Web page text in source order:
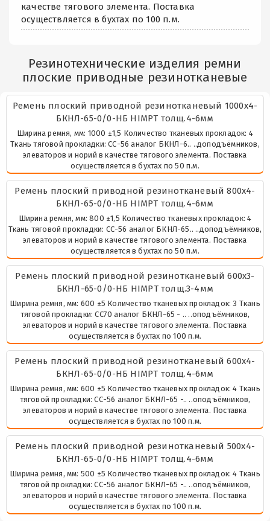
качестве тягового элемента. Поставка
осуществляется в бухтах по 100 п.м.
Резинотехнические изделия ремни
плоские приводные резинотканевые
Ремень плоский приводной резинотканевый 1000х4-
БКНЛ-65-0/0-НБ HIMPT толщ.4-6мм
Ширина ремня, мм: 1000 ±1,5 Количество тканевых прокладок: 4
Ткань тяговой прокладки: СС-56 аналог БКНЛ-6.. ..доподъёмников,
элеваторов и норий в качестве тягового элемента. Поставка
осуществляется в бухтах по 50 п.м.
Ремень плоский приводной резинотканевый 800х4-
БКНЛ-65-0/0-НБ HIMPT толщ.4-6мм
Ширина ремня, мм: 800 ±1,5 Количество тканевых прокладок: 4
Ткань тяговой прокладки: СС-56 аналог БКНЛ-65.. ..доподъёмников,
элеваторов и норий в качестве тягового элемента. Поставка
осуществляется в бухтах по 50 п.м.
Ремень плоский приводной резинотканевый 600х3-
БКНЛ-65-0/0-НБ HIMPT толщ.3-4мм
Ширина ремня, мм: 600 ±5 Количество тканевых прокладок: 3 Ткань
тяговой прокладки: СС70 аналог БКНЛ-65 - .. ..оподъёмников,
элеваторов и норий в качестве тягового элемента. Поставка
осуществляется в бухтах по 100 п.м.
Ремень плоский приводной резинотканевый 600х4-
БКНЛ-65-0/0-НБ HIMPT толщ.4-6мм
Ширина ремня, мм: 600 ±5 Количество тканевых прокладок: 4 Ткань
тяговой прокладки: СС-56 аналог БКНЛ-65 -.. ..оподъёмников,
элеваторов и норий в качестве тягового элемента. Поставка
осуществляется в бухтах по 100 п.м.
Ремень плоский приводной резинотканевый 500х4-
БКНЛ-65-0/0-НБ HIMPT толщ.4-6мм
Ширина ремня, мм: 500 ±5 Количество тканевых прокладок: 4 Ткань
тяговой прокладки: СС-56 аналог БКНЛ-65 -.. ..оподъёмников,
элеваторов и норий в качестве тягового элемента. Поставка
осуществляется в бухтах по 100 п.м.